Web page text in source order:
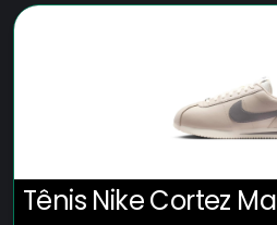
Tênis Nike Cortez